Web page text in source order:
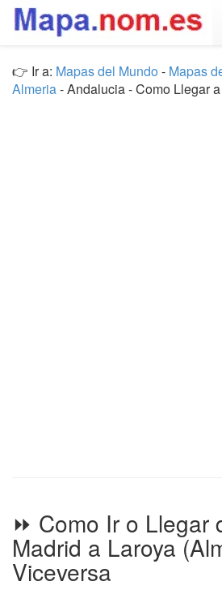
👉 Ir a: Mapas del Mundo - Mapas
Almeria- Andalucia - Como Llegar
⏩ Como Ir o Llegar
Madrid a Laroya
Viceversa